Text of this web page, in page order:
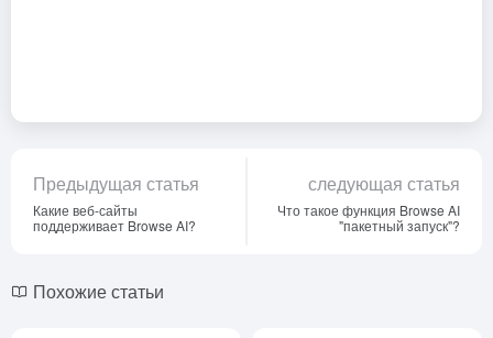
Предыдущая статья
Какие веб-сайты
поддерживает Browse AI?
следующая статья
Что такое функция Browse AI
"пакетный запуск"?
Похожие статьи